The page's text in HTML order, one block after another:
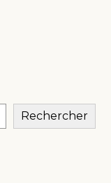
Rechercher